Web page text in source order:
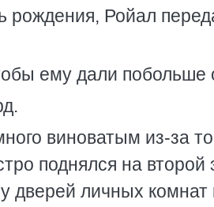
рождения, Ройал
ему дали
виноватым из-за
поднялся на
дверей личных комнат